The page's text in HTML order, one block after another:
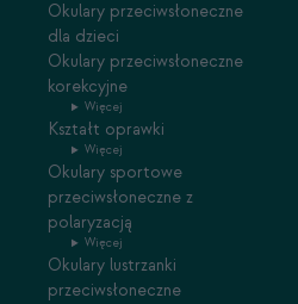
Okulary przeciwsłoneczne
dla dzieci
Okulary przeciwsłoneczne
korekcyjne
Więcej
Kształt oprawki
Więcej
Okulary sportowe
przeciwsłoneczne z
polaryzacją
Więcej
Okulary lustrzanki
przeciwsłoneczne